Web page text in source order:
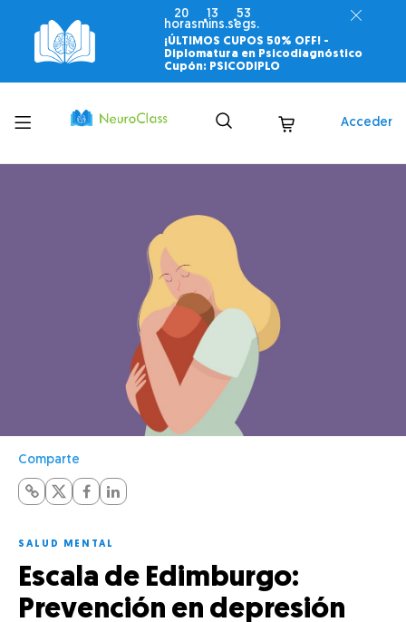
20
horas
13
mins.
51
segs.
¡ÚLTIMOS CUPOS 50% OFF! -
Diplomatura en Psicodiagnóstico
Cupón: PSICODIPLO
Toggle
menu
Acceder
Comparte
SALUD MENTAL
Escala de Edimburgo:
Prevención en depresión